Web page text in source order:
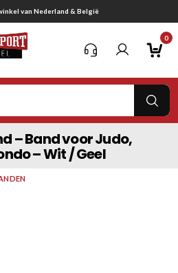
verzending vanaf € 75,-
0
– Band voor Judo,
– Wit / Geel